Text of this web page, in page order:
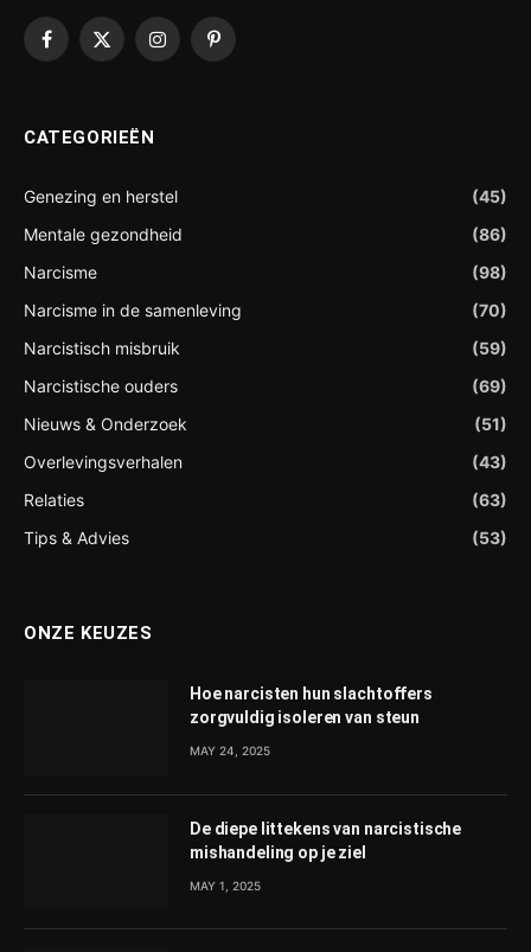
Facebook
X
InstagramPinterest
CATEGORIEËN
Genezing en herstel
(45)
Mentale gezondheid
(86)
Narcisme
(98)
Narcisme in de samenleving
(70)
Narcistisch misbruik
(59)
Narcistische ouders
(69)
Nieuws & Onderzoek
(51)
Overlevingsverhalen
(43)
Relaties
(63)
Tips & Advies
(53)
ONZE KEUZES
Hoe narcisten hun slachtoffers
zorgvuldig isoleren van steun
MAY 24, 2025
De diepe littekens van narcistische
mishandeling op je ziel
MAY 1, 2025